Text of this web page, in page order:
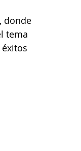
donde
tema